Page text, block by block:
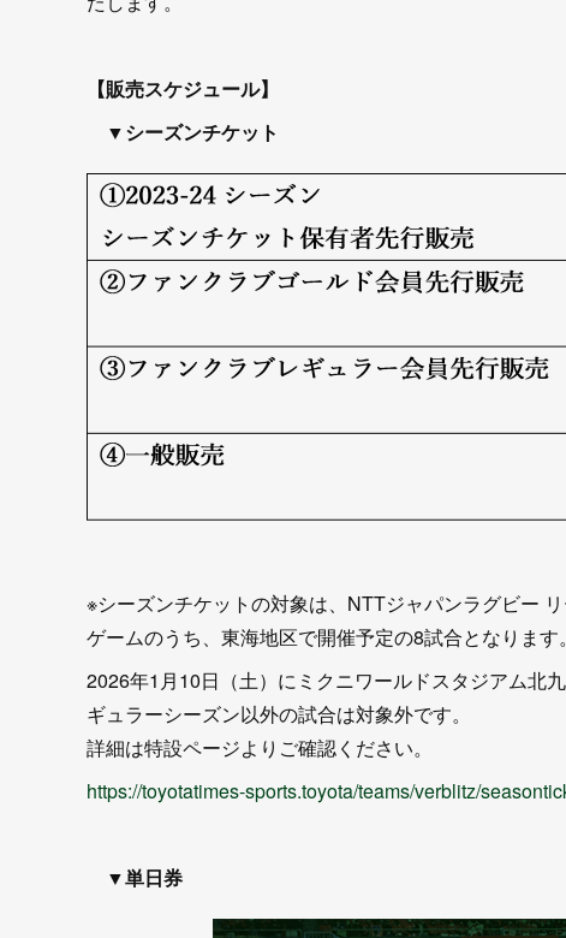
【販売スケジュール】
▼シーズンチケット
※シーズンチケットの対象は、NTTジャパンラグビー
ゲームのうち、東海地区で開催予定の8試合となります。
2026年1月10日（土）にミクニワールドスタジアム北
ギュラーシーズン以外の試合は対象外です。
詳細は特設ページよりご確認ください。
https://toyotatimes-sports.toyota/teams/verblitz/
▼単日券